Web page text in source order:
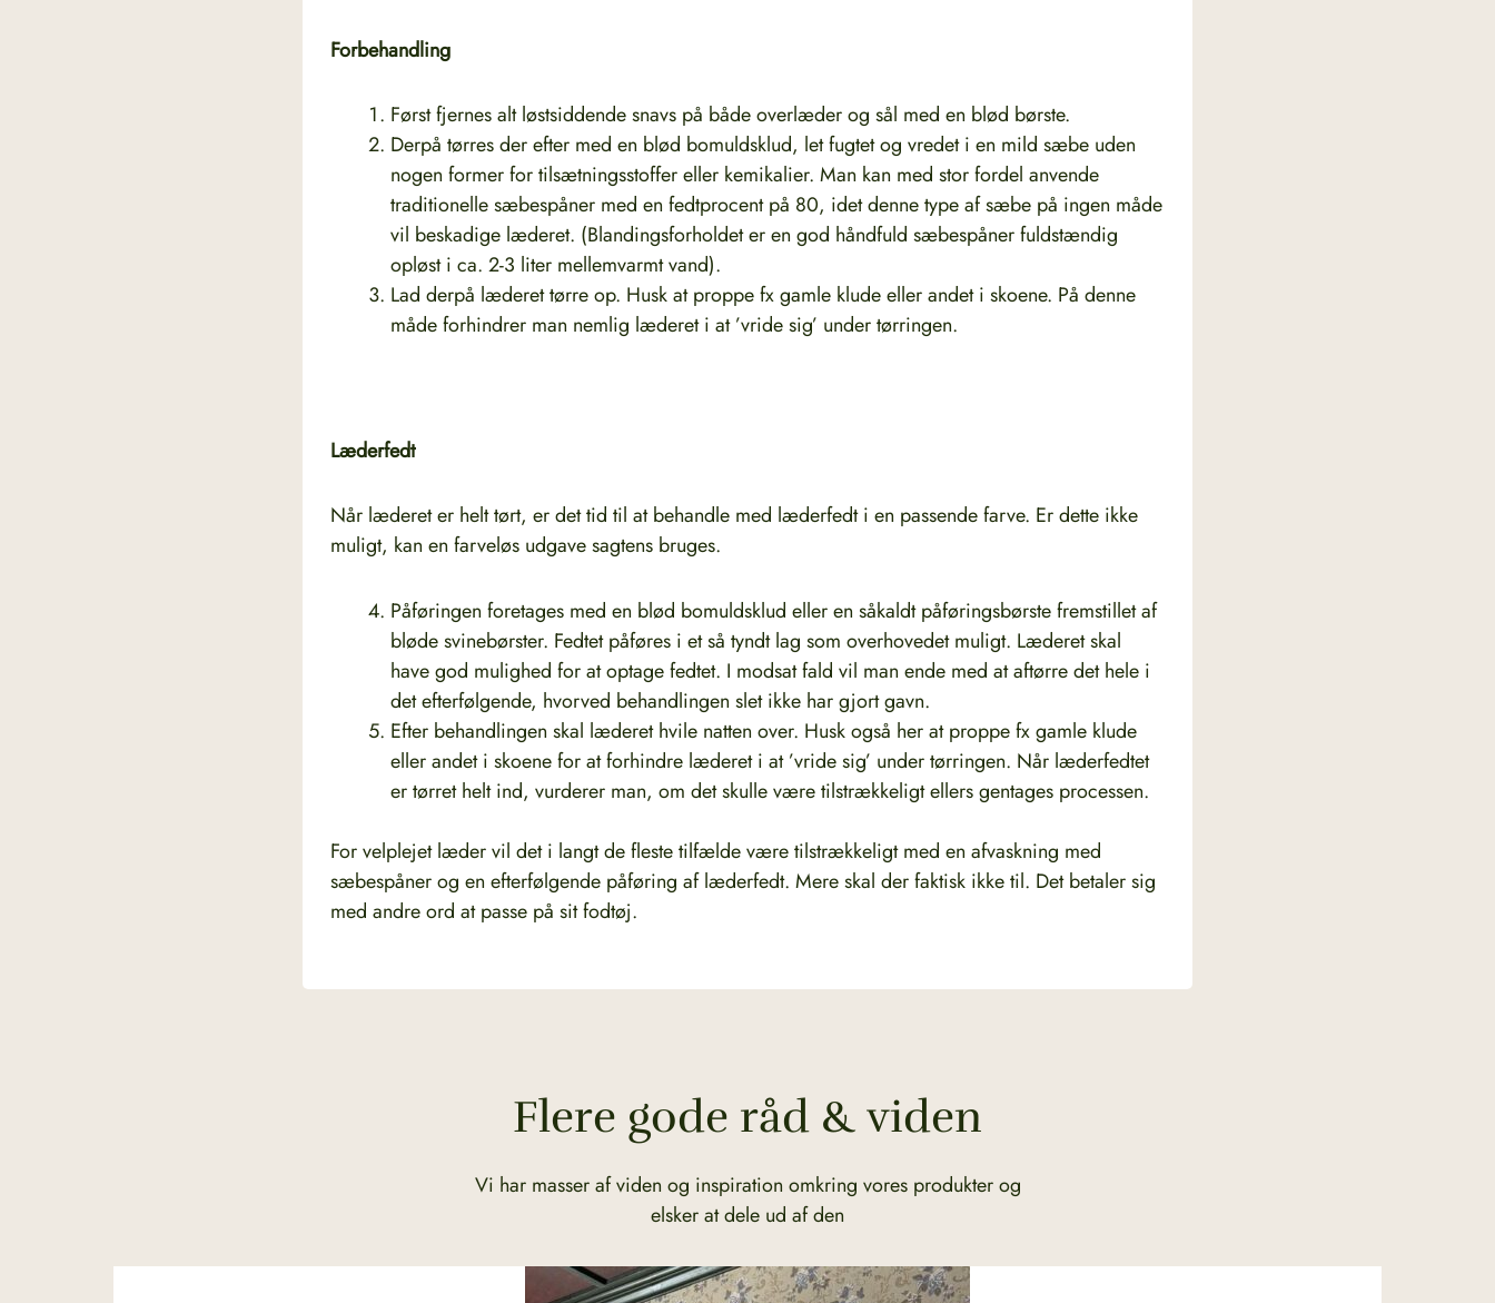
Forbehandling
Først fjernes alt løstsiddende snavs på både overlæder og sål med en blød børste.
Derpå tørres der efter med en blød bomuldsklud, let fugtet og vredet i en mild sæbe uden
nogen former for tilsætningsstoffer eller kemikalier. Man kan med stor fordel anvende
traditionelle sæbespåner med en fedtprocent på 80, idet denne type af sæbe på ingen måde
vil beskadige læderet. (Blandingsforholdet er en god håndfuld sæbespåner fuldstændig
opløst i ca. 2-3 liter mellemvarmt vand).
Lad derpå læderet tørre op. Husk at proppe fx gamle klude eller andet i skoene. På denne
måde forhindrer man nemlig læderet i at ’vride sig’ under tørringen.
Læderfedt
Når læderet er helt tørt, er det tid til at behandle med læderfedt i en passende farve. Er dette ikke
muligt, kan en farveløs udgave sagtens bruges.
Påføringen foretages med en blød bomuldsklud eller en såkaldt påføringsbørste fremstillet af
bløde svinebørster. Fedtet påføres i et så tyndt lag som overhovedet muligt. Læderet skal
have god mulighed for at optage fedtet. I modsat fald vil man ende med at aftørre det hele i
det efterfølgende, hvorved behandlingen slet ikke har gjort gavn.
Efter behandlingen skal læderet hvile natten over. Husk også her at proppe fx gamle klude
eller andet i skoene for at forhindre læderet i at ’vride sig’ under tørringen. Når læderfedtet
er tørret helt ind, vurderer man, om det skulle være tilstrækkeligt ellers gentages processen.
For velplejet læder vil det i langt de fleste tilfælde være tilstrækkeligt med en afvaskning med
sæbespåner og en efterfølgende påføring af læderfedt. Mere skal der faktisk ikke til. Det betaler sig
med andre ord at passe på sit fodtøj.
Flere gode råd & viden
Vi har masser af viden og inspiration omkring vores produkter og
elsker at dele ud af den